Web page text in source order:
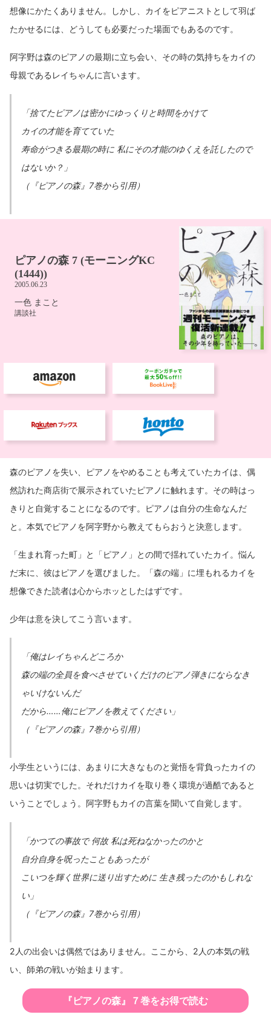
想像にかたくありません。しかし、カイをピアニストとして羽ば
たかせるには、どうしても必要だった場面でもあるのです。
阿字野は森のピアノの最期に立ち会い、その時の気持ちをカイの
母親であるレイちゃんに言います。
「捨てたピアノは密かにゆっくりと時間をかけて
カイの才能を育てていた
寿命がつきる最期の時に 私にその才能のゆくえを託したので
はないか？」
（『ピアノの森』7巻から引用）
森のピアノを失い、ピアノをやめることも考えていたカイは、偶
然訪れた商店街で展示されていたピアノに触れます。その時はっ
きりと自覚することになるのです。ピアノは自分の生命なんだ
と。本気でピアノを阿字野から教えてもらおうと決意します。
「生まれ育った町」と「ピアノ」との間で揺れていたカイ。悩ん
だ末に、彼はピアノを選びました。「森の端」に埋もれるカイを
想像できた読者は心からホッとしたはずです。
少年は意を決してこう言います。
「俺はレイちゃんどころか
森の端の全員を食べさせていくだけのピアノ弾きにならなき
ゃいけないんだ
だから……俺にピアノを教えてください」
（『ピアノの森』7巻から引用）
小学生というには、あまりに大きなものと覚悟を背負ったカイの
思いは切実でした。それだけカイを取り巻く環境が過酷であると
いうことでしょう。阿字野もカイの言葉を聞いて自覚します。
「かつての事故で 何故 私は死ねなかったのかと
自分自身を呪ったこともあったが
こいつを輝く世界に送り出すために 生き残ったのかもしれな
い」
（『ピアノの森』7巻から引用）
2人の出会いは偶然ではありません。ここから、2人の本気の戦
い、師弟の戦いが始まります。
『ピアノの森』７巻をお得で読む